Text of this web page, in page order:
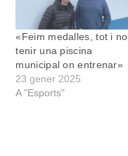
«Feim medalles, tot i no
tenir una piscina
municipal on entrenar»
23 gener 2025
A "Esports"